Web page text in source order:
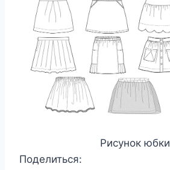
Рисунок юбки
Поделиться: